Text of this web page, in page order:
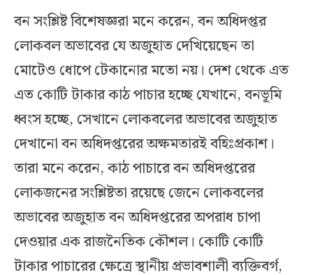
বন সংশ্লিষ্ট বিশেষজ্ঞরা মনে করেন, বন অধিদপ্তর
লোকবল অভাবের যে অজুহাত দেখিয়েছেন তা
মোটেও ধোপে টেকানোর মতো নয়। দেশ থেকে এত
এত কোটি টাকার কাঠ পাচার হচ্ছে যেখানে, বনভূমি
ধ্বংস হচ্ছে, সেখানে লোকবলের অভাবের অজুহাত
দেখানো বন অধিদপ্তরের অক্ষমতারই বহিঃপ্রকাশ।
তারা মনে করেন, কাঠ পাচারে বন অধিদপ্তরের
লোকজনের সংশ্লিষ্টতা রয়েছে জেনে লোকবলের
অভাবের অজুহাত বন অধিদপ্তরের অপরাধ চাপা
দেওয়ার এক রাজনৈতিক কৌশল। কোটি কোটি
টাকার পাচারের ক্ষেত্রে স্থানীয় প্রভাবশালী ব্যক্তিবর্গ,